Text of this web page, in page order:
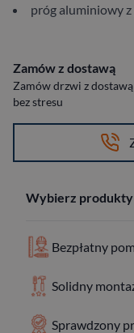
próg aluminiowy
Zamów z dostawą
Zamów drzwi z
bez stresu
Wybierz produkty
Bezpłatny
Solidny
Sprawdzony